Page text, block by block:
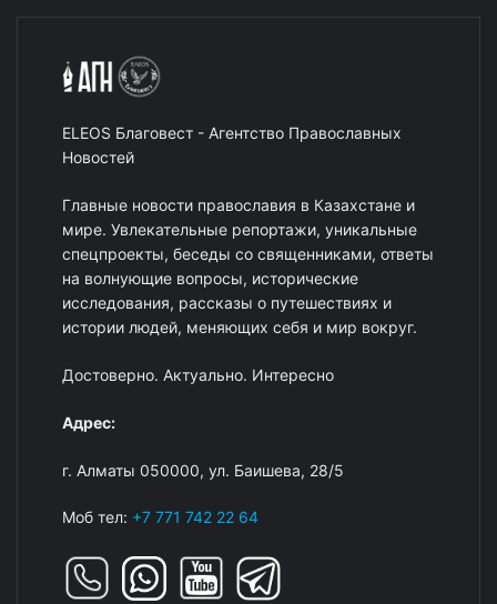
ELEOS Благовест - Агентство Православных
Новостей
Главные новости православия в Казахстане и
мире. Увлекательные репортажи, уникальные
спецпроекты, беседы со священниками, ответы
на волнующие вопросы, исторические
исследования, рассказы о путешествиях и
истории людей, меняющих себя и мир вокруг.
Достоверно. Актуально. Интересно
Адрес:
г. Алматы 050000, ул. Баишева, 28/5
Моб тел: +7 771 742 22 64